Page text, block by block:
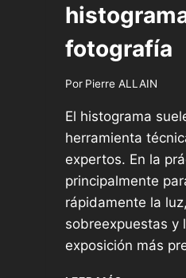
fotografía
Por Pierre ALLAIN
El histograma
herramienta
expertos. En la
principalmente
rápidamente la
sobreexpuestas y
exposición más